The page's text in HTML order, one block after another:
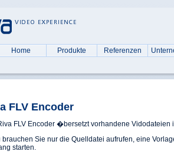
Home Produkte Referenzen
FLV Encoder
FLV Encoder �bersetzt vorhandene Vidodateien
brauchen Sie nur die Quelldatei aufrufen, eine
starten.